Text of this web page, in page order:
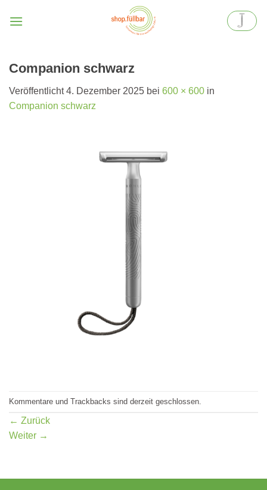
Inhalt
Companion schwarz
Veröffentlicht4. Dezember 2025 bei 600 × 600 in
Companion schwarz
Kommentare und Trackbacks sind derzeit geschlossen.
← Zurück
Weiter →